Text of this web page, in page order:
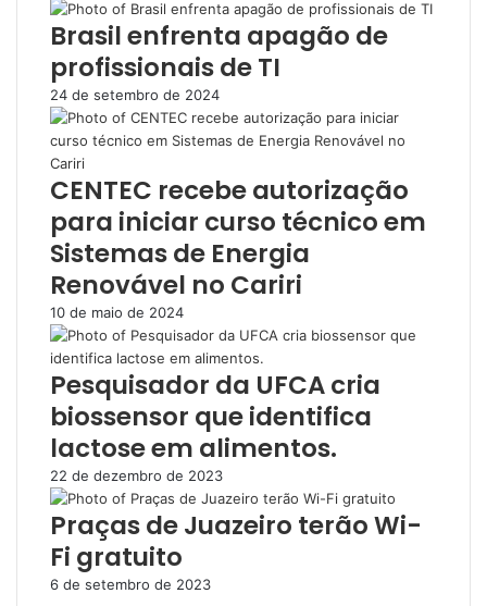
Brasil enfrenta apagão de
profissionais de TI
24 de setembro de 2024
CENTEC recebe autorização
para iniciar curso técnico em
Sistemas de Energia
Renovável no Cariri
10 de maio de 2024
Pesquisador da UFCA cria
biossensor que identifica
lactose em alimentos.
22 de dezembro de 2023
Praças de Juazeiro terão Wi-
Fi gratuito
6 de setembro de 2023